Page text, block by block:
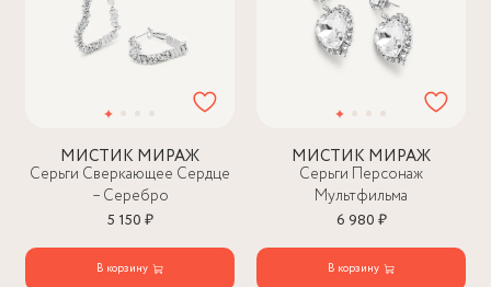
МИСТИК МИРАЖ
Серьги Сверкающее Сердце
– Серебро
5 150 ₽
В корзину
МИСТИК МИРАЖ
Серьги Персонаж
Мультфильма
6 980 ₽
В корзину